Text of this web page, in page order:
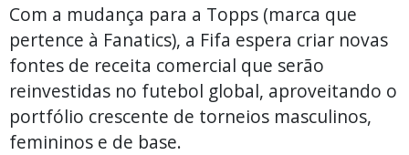
Com a mudança para a Topps (marca que
pertence à Fanatics), a Fifa espera criar novas
fontes de receita comercial que serão
reinvestidas no futebol global, aproveitando o
portfólio crescente de torneios masculinos,
femininos e de base.